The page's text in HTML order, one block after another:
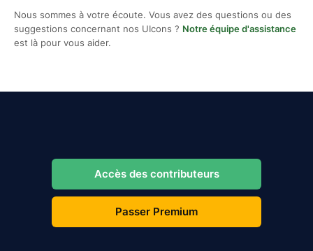
Nous sommes à votre écoute. Vous avez des questions ou des
suggestions concernant nos UIcons ? Notre équipe d'assistance
est là pour vous aider.
Accès des contributeurs
Passer Premium